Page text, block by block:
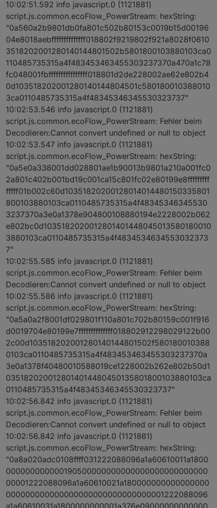
10:02:51.592 info javascript.0 (1121881)
script.js.common.ecoFlow_PowerStream: hexString:
"0a560a2b9801db0fa801c502b80153c0019b15d00196
04e8018aebffffffffffffff018802f9219802f921a8028f0610
3518202001280140144801502b5801800103880103ca0
110485735315a4f483453463455303237370a470a1c78
fc048001fbffffffffffffffff018801d2de228002ae62e802b4
0d103518202001280140144804501c580180010388010
3ca0110485735315a4f48345346345530323737"
10:02:53.546 info javascript.0 (1121881)
script.js.common.ecoFlow_PowerStream: Fehler beim
Decodieren:Cannot convert undefined or null to object
10:02:53.547 info javascript.0 (1121881)
script.js.common.ecoFlow_PowerStream: hexString:
"0a5e0a338001dd028801ae1b90013b9801a210a001fc0
2a801c402b001bd19c001ca15c801fc02e80199e8fffffffff
fffff01b002c60d10351820200128014014480150335801
800103880103ca0110485735315a4f48345346345530
3237370a3e0a1378e904800108880194e2228002b062
e802bc0d1035182020012801401448045013580180010
3880103ca0110485735315a4f4834534634553032373
7"
10:02:55.585 info javascript.0 (1121881)
script.js.common.ecoFlow_PowerStream: Fehler beim
Decodieren:Cannot convert undefined or null to object
10:02:55.586 info javascript.0 (1121881)
script.js.common.ecoFlow_PowerStream: hexString:
"0a5a0a2f8001df029801f110a801c702b80159c001f916
d0019704e80199e7ffffffffffffff018802912298029122b00
2c00d103518202001280140144801502f580180010388
0103ca0110485735315a4f483453463455303237370a
3e0a1378f40480010588019ce1228002b262e802b50d1
0351820200128014014480450135801800103880103ca
0110485735315a4f48345346345530323737"
10:02:56.842 info javascript.0 (1121881)
script.js.common.ecoFlow_PowerStream: Fehler beim
Decodieren:Cannot convert undefined or null to object
10:02:56.842 info javascript.0 (1121881)
script.js.common.ecoFlow_PowerStream: hexString:
"0a8a020adc0108ffff031222088096a1a60610011a1800
000000000000190500000000000000000000000000
00001222088096a1a60610021a180000000000000000
000000000000000000000000000000001222088096
a1a60610031a1800000000001a376e09000000000000